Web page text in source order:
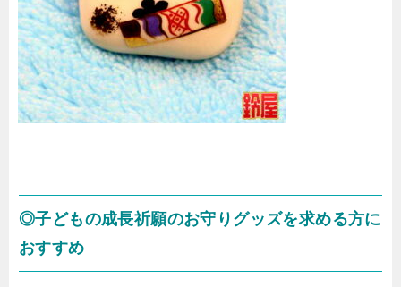
◎子どもの成長祈願のお守りグッズを求める方に
おすすめ